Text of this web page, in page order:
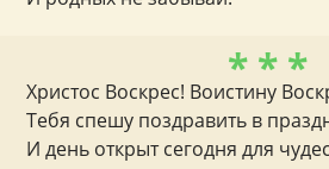
* * *
Христос Воскрес! Воистину
Тебя спешу поздравить в
И день открыт сегодня для